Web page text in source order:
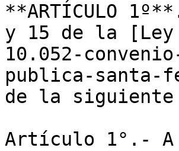
**ARTÍCULO
y 15 de la
10.052-
publica-santa-
de la siguiente
Artículo 1°.-